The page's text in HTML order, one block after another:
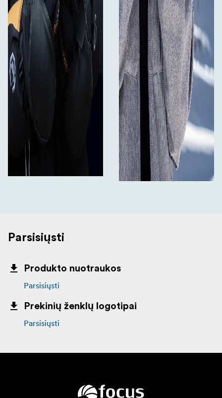
Parsisiųsti
Produkto nuotraukos
Parsisiųsti
Prekinių ženklų logotipai
Parsisiųsti